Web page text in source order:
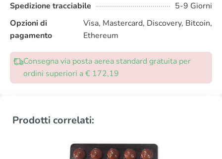
Spedizione tracciabile
5-9 Giorni
Opzioni di
pagamento
Visa, Mastercard, Discovery, Bitcoin,
Ethereum
Consegna via posta aerea standard gratuita per
ordini superiori a € 172,19
Prodotti correlati: